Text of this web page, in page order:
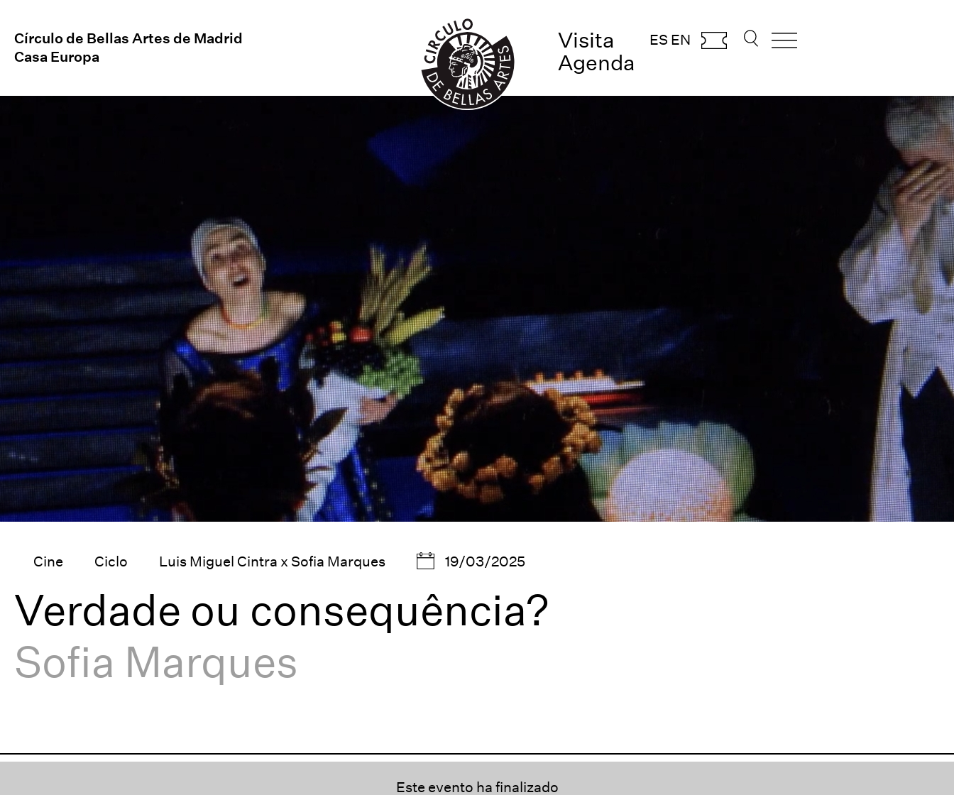
Círculo de Bellas Artes de Madrid
Casa Europa
Visita
Agenda
ES EN
Cine Ciclo Luis Miguel Cintra x Sofia Marques 19/03/2025
Verdade ou consequência?
Sofia Marques
Este evento ha finalizado